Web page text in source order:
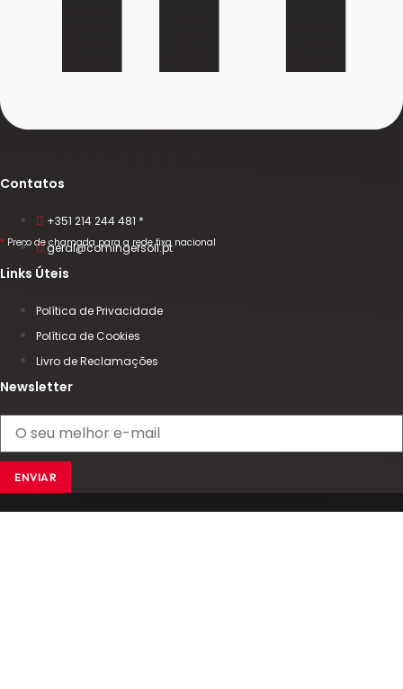
Contatos
+351 214 244 481 *
* Preço de chamada para a rede fixa nacional
geral@comingersoll.pt
Links Úteis
Política de Privacidade
Política de Cookies
Livro de Reclamações
Newsletter
ENVIAR